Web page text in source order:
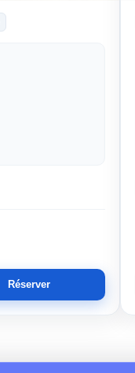
Réserver